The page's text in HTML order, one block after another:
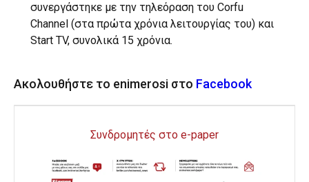
συνεργάστηκε με την τηλεόραση του Corfu
Channel (στα πρώτα χρόνια λειτουργίας του) και
Start TV, συνολικά 15 χρόνια.
Ακολουθήστε το enimerosi στο Facebook
Συνδρομητές στο e-paper